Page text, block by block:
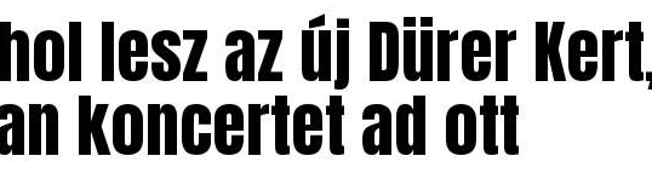
lesz az új Dürer
koncertet ad ott